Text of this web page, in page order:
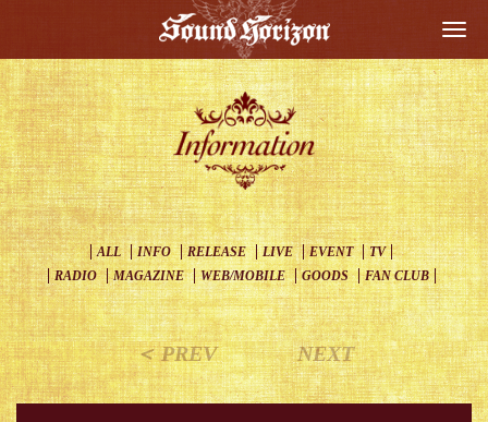
ALL INFO RELEASE LIVE EVENT
TV
RADIO
MAGAZINE WEB/MOBILE GOODS FAN CLUB
＜ PREV NEXT